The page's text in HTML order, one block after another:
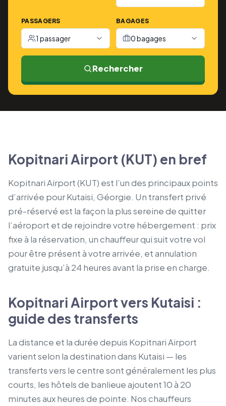
PASSAGERS
1 passager
BAGAGES
0 bagages
Rechercher
Kopitnari Airport (KUT) en bref
Kopitnari Airport (KUT) est l’un des principaux points
d’arrivée pour Kutaisi, Géorgie. Un transfert privé
pré-réservé est la façon la plus sereine de quitter
l’aéroport et de rejoindre votre hébergement : prix
fixe à la réservation, un chauffeur qui suit votre vol
pour être présent à votre arrivée, et annulation
gratuite jusqu’à 24 heures avant la prise en charge.
Kopitnari Airport vers Kutaisi :
guide des transferts
La distance et la durée depuis Kopitnari Airport
varient selon la destination dans Kutaisi — les
transferts vers le centre sont généralement les plus
courts, les hôtels de banlieue ajoutent 10 à 20
minutes aux heures de pointe. Nos chauffeurs